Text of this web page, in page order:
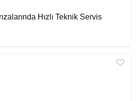
Hızlı Teknik Servis